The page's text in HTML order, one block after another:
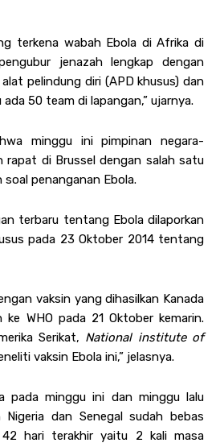
terkena wabah Ebola di Afrika di
jenazah lengkap dengan
pelindung diri (APD khusus) dan
50 team di lapangan,” ujarnya.
minggu ini pimpinan negara-
rapat di Brussel dengan salah satu
penanganan Ebola.
terbaru tentang Ebola dilaporkan
pada 23 Oktober 2014 tentang
vaksin yang dihasilkan Kanada
ke WHO pada 21 Oktober kemarin.
Serikat, National institute of
vaksin Ebola ini,” jelasnya.
pada minggu ini dan minggu lalu
Nigeria dan Senegal sudah bebas
42 hari terakhir yaitu 2 kali masa